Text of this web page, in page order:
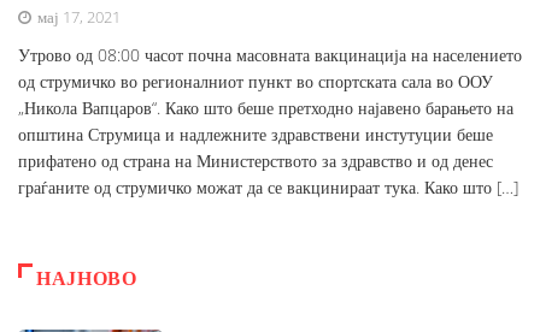
мај 17, 2021
Утрово од 08:00 часот почна масовната вакцинација на населението
од струмичко во регионалниот пункт во спортската сала во ООУ
„Никола Вапцаров“. Како што беше претходно најавено барањето на
општина Струмица и надлежните здравствени инстутуции беше
прифатено од страна на Министерството за здравство и од денес
граѓаните од струмичко можат да се вакцинираат тука. Како што […]
НАЈНОВО